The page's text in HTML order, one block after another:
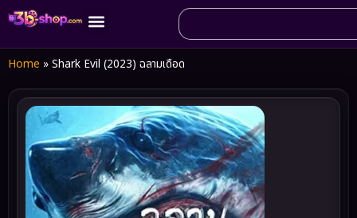
Home » Shark Evil (2023) ฉลามเดือด